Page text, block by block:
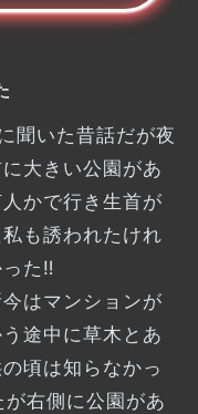
聞いた昔話だが夜
大きい公園があ
かで行き生首が
も誘われたけれ
た‼️
はマンションが
途中に草木とあ
頃は知らなかっ
右側に公園があ